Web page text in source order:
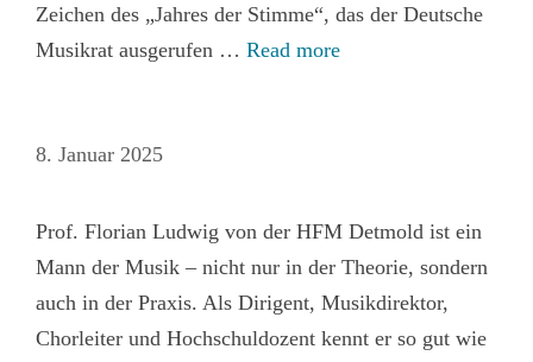
Zeichen des „Jahres der Stimme“, das der Deutsche
Musikrat ausgerufen … Read more
8. Januar 2025
Prof. Florian Ludwig von der HFM Detmold ist ein
Mann der Musik – nicht nur in der Theorie, sondern
auch in der Praxis. Als Dirigent, Musikdirektor,
Chorleiter und Hochschuldozent kennt er so gut wie